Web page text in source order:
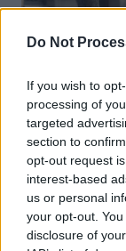
Do Not
If you wish to
processing of
targeted
section to
opt-out request
interest-based
us or personal
your opt-out.
disclosure of
Actus Info
Elon
selon une